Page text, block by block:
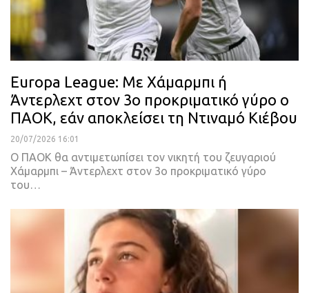
Europa League: Με Χάμαρμπι ή
Άντερλεχτ στον 3ο προκριματικό γύρο ο
ΠΑΟΚ, εάν αποκλείσει τη Ντιναμό Κιέβου
20/07/2026 16:01
Ο ΠΑΟΚ θα αντιμετωπίσει τον νικητή του ζευγαριού
Χάμαρμπι – Άντερλεχτ στον 3ο προκριματικό γύρο
του…